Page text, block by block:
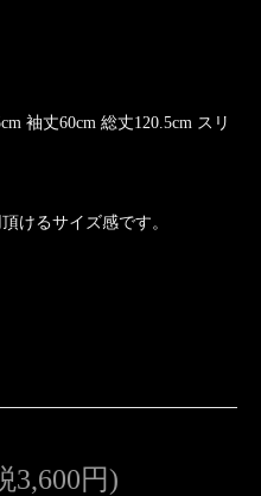
袖丈60cm 総丈120.5cm スリ
けるサイズ感です。
3,600円)